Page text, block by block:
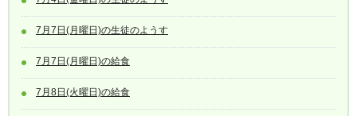
7月7日(月曜日)の生徒のようす
7月7日(月曜日)の給食
7月8日(火曜日)の給食